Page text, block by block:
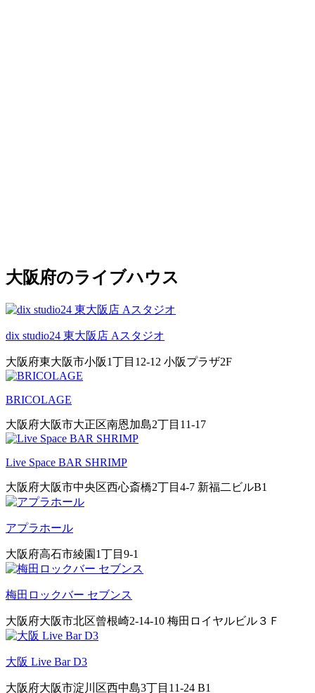
大阪府のライブハウス
dix studio24 東大阪店 Aスタジオ
大阪府東大阪市小阪1丁目12-12 小阪プラザ2F
BRICOLAGE
大阪府大阪市大正区南恩加島2丁目11-17
Live Space BAR SHRIMP
大阪府大阪市中央区西心斎橋2丁目4-7 新福二ビルB1
アプラホール
大阪府高石市綾園1丁目9-1
梅田ロックバー セブンス
大阪府大阪市北区曾根崎2-14-10 梅田ロイヤルビル３Ｆ
大阪 Live Bar D3
大阪府大阪市淀川区西中島3丁目11-24 B1